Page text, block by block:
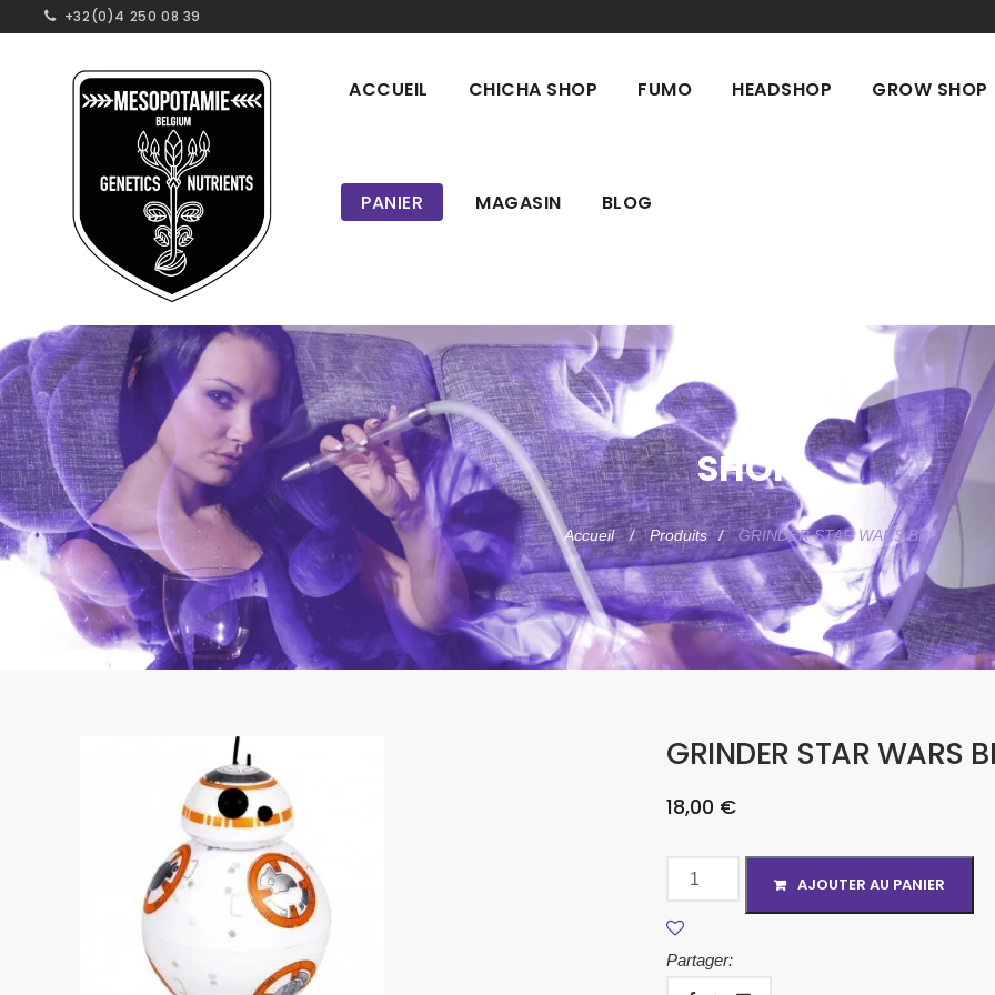
+32(0)4 250 08 39
ACCUEIL CHICHA SHOP FUMO HEADSHOP GROW SHOP
PANIER MAGASIN BLOG
SHOP
Accueil Produits GRINDER STAR WARS BB
GRINDER STAR WARS
18,00 €
AJOUTER AU PANIER
Partager: